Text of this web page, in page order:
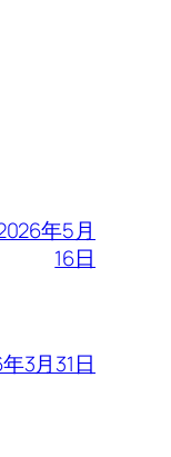
年5月
16日
3月31日